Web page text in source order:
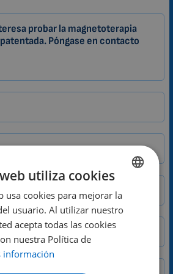
ENGLISH
DUTCH
GERMAN
utiliza cookies
usa cookies para mejorar la
usuario. Al utilizar nuestro
acepta todas las cookies
nuestra Política de
información